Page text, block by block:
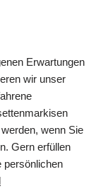
Erwartungen
wir unser
wenn Sie
Gern erfüllen
persönlichen